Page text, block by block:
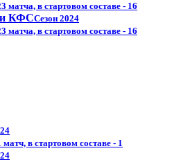
матча, в стартовом составе - 16
КФССезон 2024
матча, в стартовом составе - 16
матч, в стартовом составе - 1